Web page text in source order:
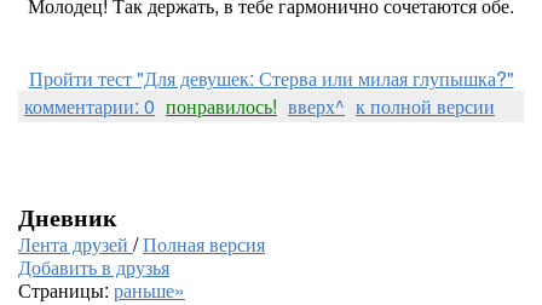
Пройти тест "Для девушек: Стерва или милая глупышка?"
комментарии: 0 понравилось! вверх^ к полной версии
Дневник
Лента друзей /Полная версия
Добавить в друзья
Страницы: раньше»